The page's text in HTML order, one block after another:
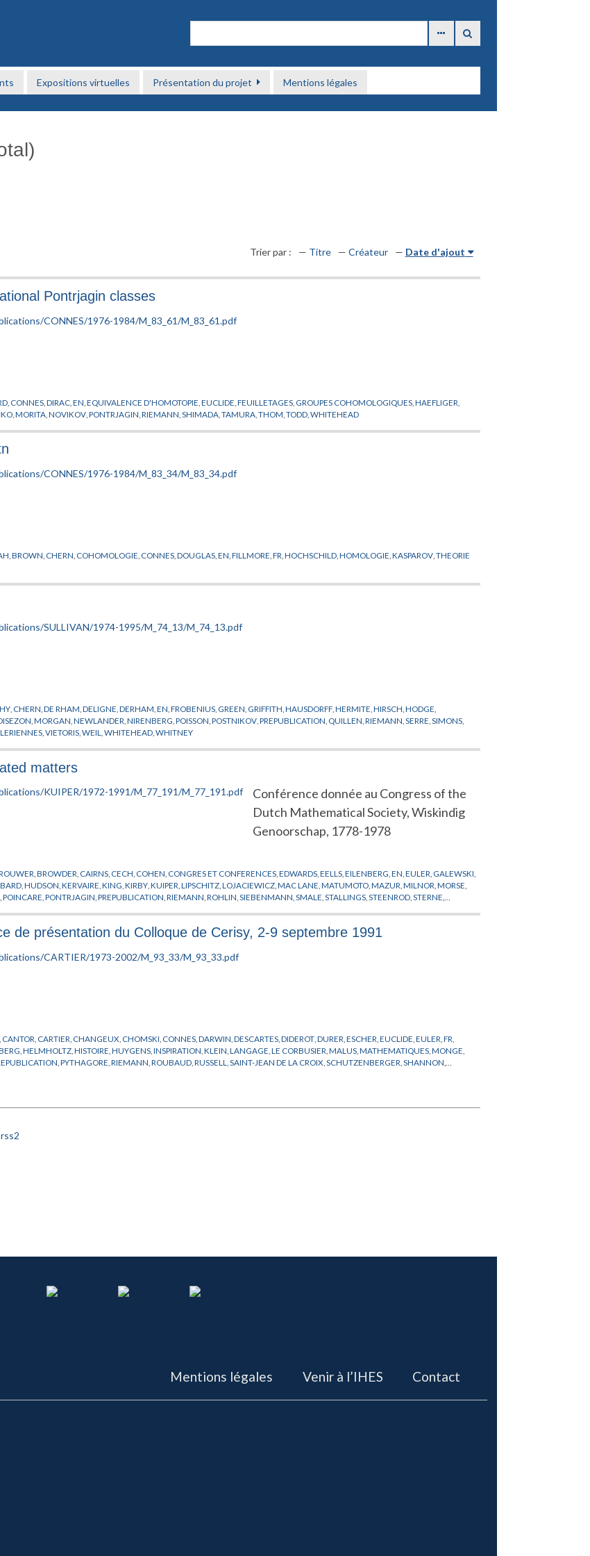
Expositions virtuelles Présentation du projet Mentions légales
Trier par : Titre Créateur Date d'ajout
Pontrjagin classes
CONNES ,DIRAC ,EN ,EQUIVALENCE D'HOMOTOPIE ,EUCLIDE ,FEUILLETAGES GROUPES COHOMOLOGIQUES ,HAEFLIGER
,MORITA ,NOVIKOV ,PONTRJAGIN ,RIEMANN SHIMADA ,TAMURA ,THOM ,TODD ,WHITEHEAD
,BROWN CHERN COHOMOLOGIE CONNES ,DOUGLAS ,EN ,FILLMORE ,FR ,HOCHSCHILD ,HOMOLOGIE ,KASPAROV ,THEORIE
CHERN ,DE RHAM ,DELIGNE ,DERHAM ,EN ,FROBENIUS GREEN GRIFFITH ,HAUSDORFF ,HERMITE ,HIRSCH ,HODGE
,MORGAN ,NEWLANDER ,NIRENBERG ,POISSON ,POSTNIKOV ,PREPUBLICATION QUILLEN ,RIEMANN SERRE SIMONS
,VIETORIS ,WEIL ,WHITEHEAD ,WHITNEY
matters
Conférence donnée au Congress of the
Dutch Mathematical Society, Wiskindig
Genoorschap, 1778-1978
,BROWDER CAIRNS CECH COHEN CONGRES ET CONFERENCES ,EDWARDS ,EELLS ,EILENBERG ,EN ,EULER GALEWSKI
,HUDSON ,KERVAIRE ,KING ,KIRBY ,KUIPER ,LIPSCHITZ ,LOJACIEWICZ ,MAC LANE ,MATUMOTO ,MAZUR ,MILNOR ,MORSE
,POINCARE ,PONTRJAGIN ,PREPUBLICATION ,RIEMANN ,ROHLIN ,SIEBENMANN ,SMALE ,STALLINGS ,STEENROD ,STERNE
de présentation du Colloque de Cerisy, 2-9 septembre 1991
CANTOR CARTIER CHANGEUX CHOMSKI CONNES ,DARWIN ,DESCARTES ,DIDEROT ,DURER ,ESCHER ,EUCLIDE ,EULER ,FR
,HELMHOLTZ ,HISTOIRE ,HUYGENS ,INSPIRATION ,KLEIN ,LANGAGE ,LE CORBUSIER ,MALUS ,MATHEMATIQUES ,MONGE
,PYTHAGORE ,RIEMANN ,ROUBAUD ,RUSSELL ,SAINT-JEAN DE LA CROIX ,SCHUTZENBERGER ,SHANNON
rss2
Mentions légales Venir à l’IHES Contact